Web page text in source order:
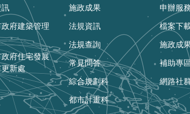
訊
府建築管理
府住宅發展
新處
施政成果
法規資訊
法規查詢
常見問答
綜合規劃科
都市計畫科
申辦服
檔案下
施政成
補助專
網路社